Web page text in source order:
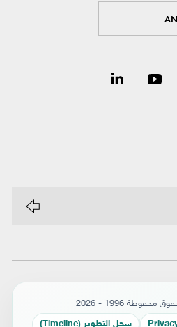
1996 - 2026
سجل التطوير (Timeline)